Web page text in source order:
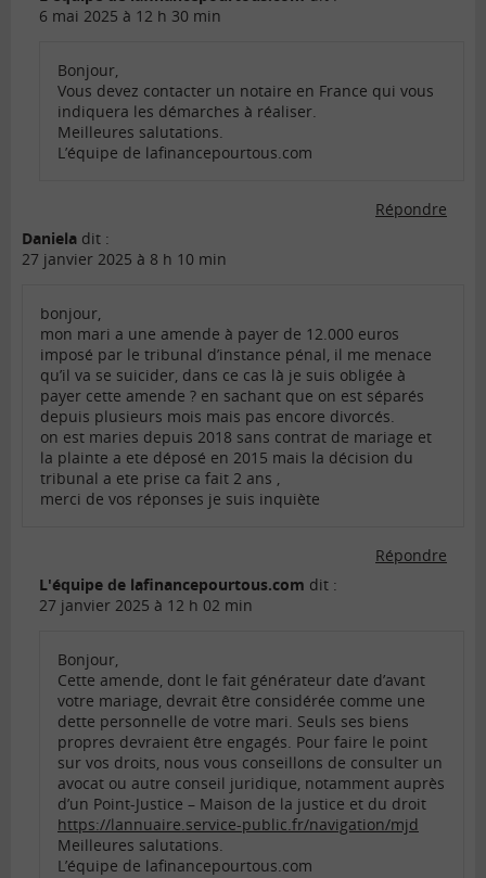
6 mai 2025 à 12 h 30 min
Bonjour,
Vous devez contacter un notaire en France qui vous
indiquera les démarches à réaliser.
Meilleures salutations.
L’équipe de lafinancepourtous.com
Répondre
Daniela dit :
27 janvier 2025 à 8 h 10 min
bonjour,
mon mari a une amende à payer de 12.000 euros
imposé par le tribunal d’instance pénal, il me menace
qu’il va se suicider, dans ce cas là je suis obligée à
payer cette amende ? en sachant que on est séparés
depuis plusieurs mois mais pas encore divorcés.
on est maries depuis 2018 sans contrat de mariage et
la plainte a ete déposé en 2015 mais la décision du
tribunal a ete prise ca fait 2 ans ,
merci de vos réponses je suis inquiète
Répondre
L'équipe de lafinancepourtous.com dit :
27 janvier 2025 à 12 h 02 min
Bonjour,
Cette amende, dont le fait générateur date d’avant
votre mariage, devrait être considérée comme une
dette personnelle de votre mari. Seuls ses biens
propres devraient être engagés. Pour faire le point
sur vos droits, nous vous conseillons de consulter un
avocat ou autre conseil juridique, notamment auprès
d’un Point-Justice – Maison de la justice et du droit
https://lannuaire.service-public.fr/navigation/mjd
Meilleures salutations.
L’équipe de lafinancepourtous.com